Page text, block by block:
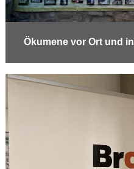
Ökumene vor Ort und